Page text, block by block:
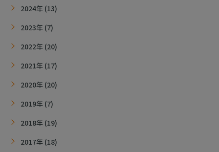
2024年 (13)
2023年 (7)
2022年 (20)
2021年 (17)
2020年 (20)
2019年 (7)
2018年 (19)
2017年 (18)